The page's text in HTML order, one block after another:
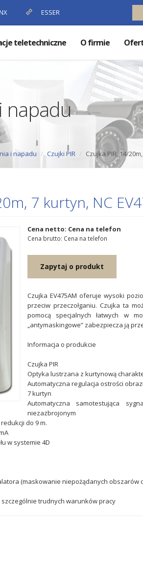
ESSER
teletechniczne O firmie
napadu
i napadu Czujki PIR Czujka PIR, 14/
7 kurtyn, NC
Cena netto: Cena na telefon
Cena brutto: Cena na telefon
Zapytaj o produkt
Czujka EV475AM oferuje wysoki
przeciw przeczołganiu. Czujka ta
pomocą specjalnych łatwych w
„antymaskingowe” zabezpiecza ją
Informacja o produkcie
Czujka PIR
Optyka lustrzana z kurtynową
Automatyczna regulacja ostrości
7 kurtyn
Automatyczna samotestująca
niezazbrojonym
do 9 m.
w systemie 4D
(maskowanie niepożądanych obszarów
trudnych warunków pracy